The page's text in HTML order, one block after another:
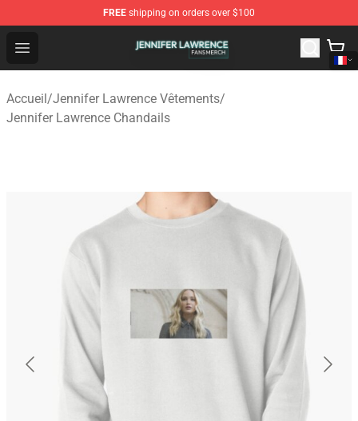
FREE shipping on orders over $100
Open menu
Jennifer Lawrence Shop - Official Jennifer Lawrence
Accueil/Jennifer Lawrence Vêtements/
Jennifer Lawrence Chandails